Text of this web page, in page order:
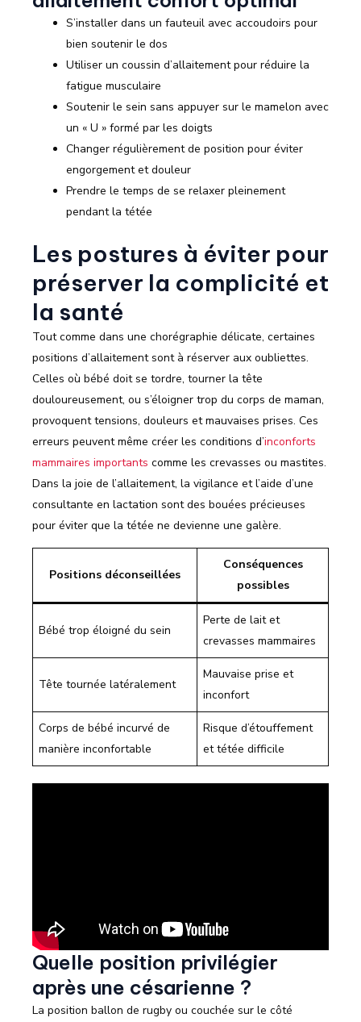
S’installer dans un fauteuil avec accoudoirs pour
bien soutenir le dos
Utiliser un coussin d’allaitement pour réduire la
fatigue musculaire
Soutenir le sein sans appuyer sur le mamelon avec
un « U » formé par les doigts
Changer régulièrement de position pour éviter
engorgement et douleur
Prendre le temps de se relaxer pleinement
pendant la tétée
Les postures à éviter pour
préserver la complicité et
la santé
Tout comme dans une chorégraphie délicate, certaines
positions d’allaitement sont à réserver aux oubliettes.
Celles où bébé doit se tordre, tourner la tête
douloureusement, ou s’éloigner trop du corps de maman,
provoquent tensions, douleurs et mauvaises prises. Ces
erreurs peuvent même créer les conditions d’inconforts
mammaires importants comme les crevasses ou mastites.
Dans la joie de l’allaitement, la vigilance et l’aide d’une
consultante en lactation sont des bouées précieuses
pour éviter que la tétée ne devienne une galère.
Positions déconseillées
Conséquences
possibles
Bébé trop éloigné du sein
Perte de lait et
crevasses mammaires
Tête tournée latéralement
Mauvaise prise et
inconfort
Corps de bébé incurvé de
manière inconfortable
Risque d’étouffement
et tétée difficile
Quelle position privilégier
après une césarienne ?
La position ballon de rugby ou couchée sur le côté